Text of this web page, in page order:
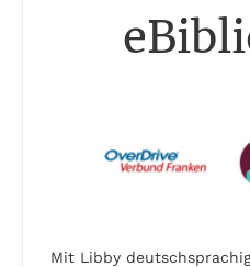
Mit Libby